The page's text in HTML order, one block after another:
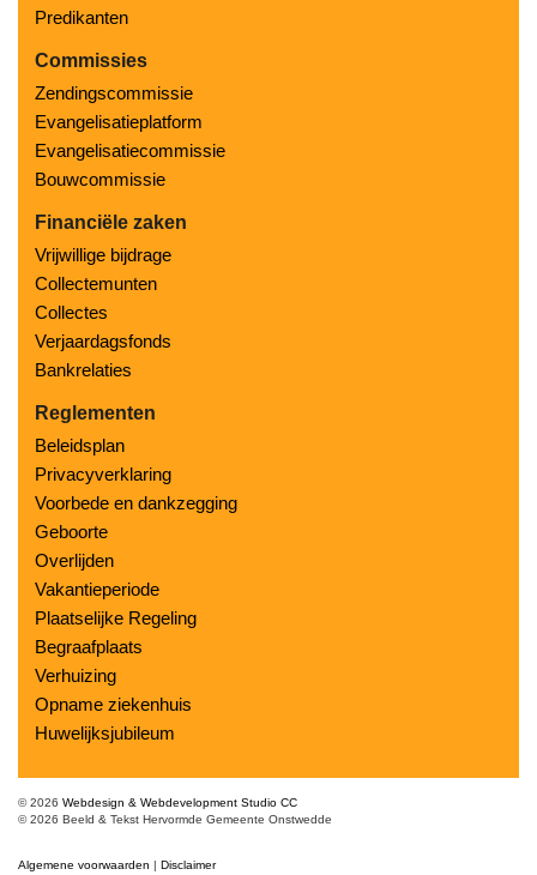
Predikanten
Commissies
Zendingscommissie
Evangelisatieplatform
Evangelisatiecommissie
Bouwcommissie
Financiële zaken
Vrijwillige bijdrage
Collectemunten
Collectes
Verjaardagsfonds
Bankrelaties
Reglementen
Beleidsplan
Privacyverklaring
Voorbede en dankzegging
Geboorte
Overlijden
Vakantieperiode
Plaatselijke Regeling
Begraafplaats
Verhuizing
Opname ziekenhuis
Huwelijksjubileum
© 2026 Webdesign & Webdevelopment Studio CC
© 2026 Beeld & Tekst Hervormde Gemeente Onstwedde
Algemene voorwaarden | Disclaimer